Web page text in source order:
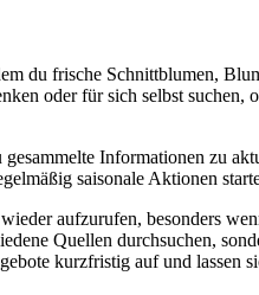
du frische Schnittblumen,
oder für sich selbst
Informationen zu
saisonale Aktionen
aufzurufen, besonders
Quellen durchsuchen,
kurzfristig auf und lassen